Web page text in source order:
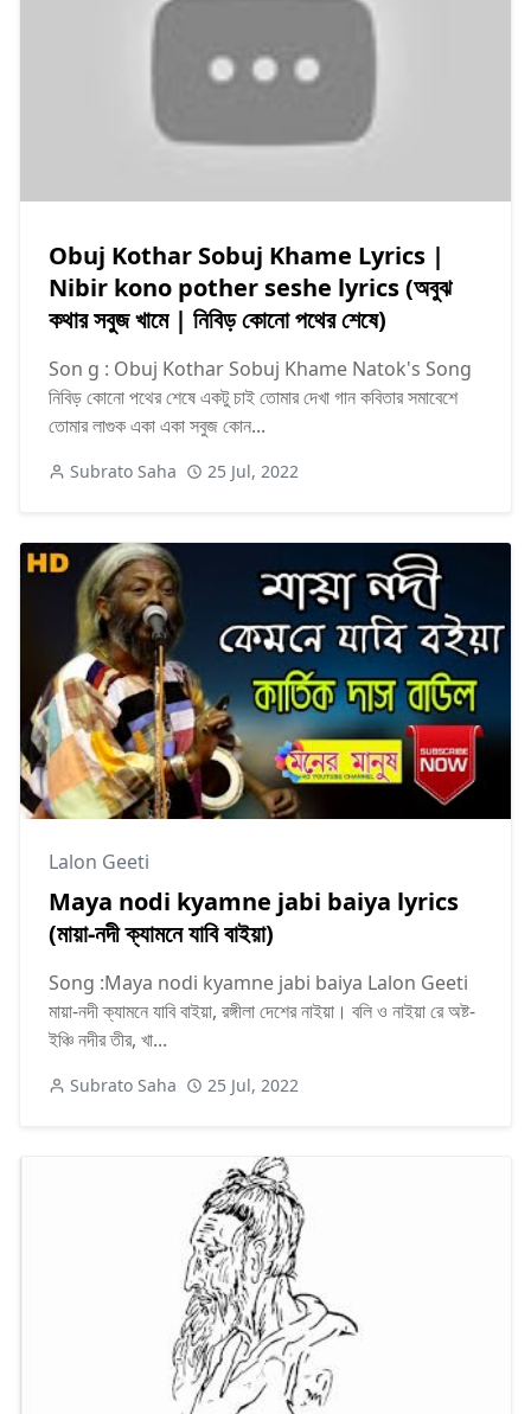
Obuj Kothar Sobuj Khame Lyrics |
Nibir kono pother seshe lyrics (অবুঝ
কথার সবুজ খামে | নিবিড় কোনো পথের শেষে)
Son g : Obuj Kothar Sobuj Khame Natok's Song
নিবিড় কোনো পথের শেষে একটু চাই তোমার দেখা গান কবিতার সমাবেশে
তোমার লাগুক একা একা সবুজ কোন...
Subrato Saha 25 Jul, 2022
Lalon Geeti
Maya nodi kyamne jabi baiya lyrics
(মায়া-নদী ক্যামনে যাবি বাইয়া)
Song :Maya nodi kyamne jabi baiya Lalon Geeti
মায়া-নদী ক্যামনে যাবি বাইয়া, রঙ্গীলা দেশের নাইয়া। বলি ও নাইয়া রে অষ্ট-
ইঞ্চি নদীর তীর, খা...
Subrato Saha 25 Jul, 2022